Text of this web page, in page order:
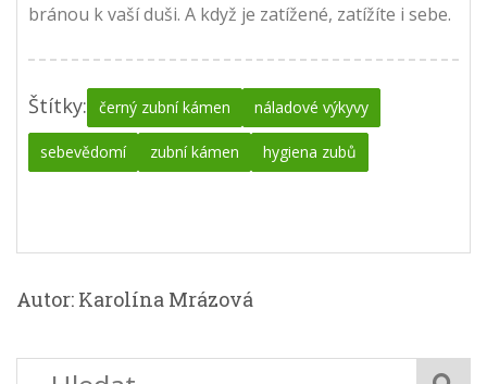
bránou k vaší duši. A když je zatížené, zatížíte i sebe.
Štítky: černý zubní kámen náladové výkyvy
sebevědomí zubní kámen hygiena zubů
Autor: Karolína Mrázová